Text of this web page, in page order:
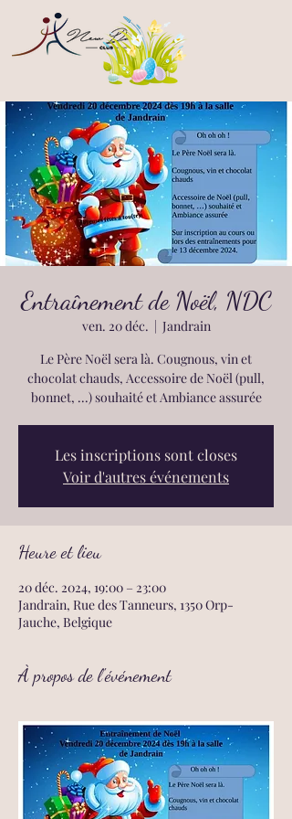
Entraînement de Noël, NDC
ven. 20 déc.
  |
Jandrain
Le Père Noël sera là. Cougnous, vin et
chocolat chauds, Accessoire de Noël (pull,
bonnet, ...) souhaité et Ambiance assurée
Les inscriptions sont closes
Voir d'autres événements
Heure et lieu
20 déc. 2024, 19:00 – 23:00
Jandrain, Rue des Tanneurs, 1350 Orp-
Jauche, Belgique
À propos de l'événement